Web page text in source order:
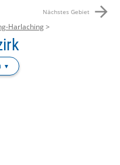
Nächstes Gebiet arrow_forward
Harlaching